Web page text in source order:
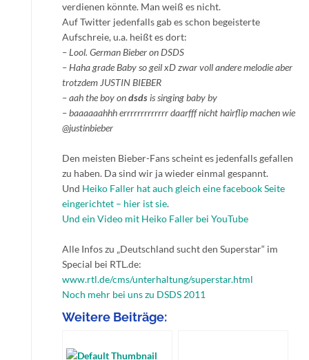
verdienen könnte. Man weiß es nicht.
Auf Twitter jedenfalls gab es schon begeisterte
Aufschreie, u.a. heißt es dort:
– Lool. German Bieber on DSDS
– Haha grade Baby so geil xD zwar voll andere melodie aber
trotzdem JUSTIN BIEBER
– aah the boy ondsdsis singing baby by
– baaaaaahhh errrrrrrrrrrrr daarfff nicht hairflip machen wie
@justinbieber
Den meisten Bieber-Fans scheint es jedenfalls gefallen
zu haben. Da sind wir ja wieder einmal gespannt.
Und Heiko Faller hat auch gleich eine facebook Seite
eingerichtet – hier ist sie.
Und ein Video mit Heiko Faller bei YouTube
Alle Infos zu „Deutschland sucht den Superstar“ im
Special bei RTL.de:
www.rtl.de/cms/unterhaltung/superstar.html
Noch mehr bei uns zu DSDS 2011
Weitere Beiträge: